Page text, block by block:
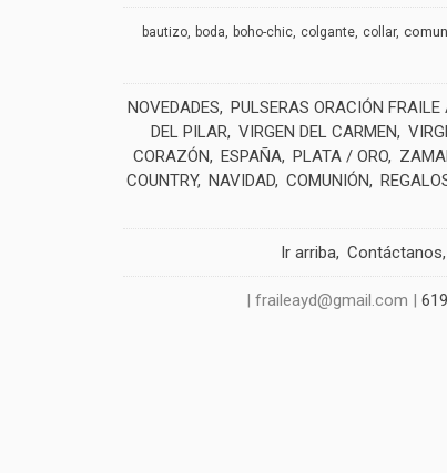
bautizo boda boho-chic colgante collar
NOVEDADES PULSERAS ORACIÓN FRAILE
DEL PILAR VIRGEN DEL CARMEN
CORAZÓN
ESPAÑA PLATA / ORO
COUNTRY NAVIDAD COMUNIÓN
Ir arriba Contáctanos
| fraileayd@gmail.com |